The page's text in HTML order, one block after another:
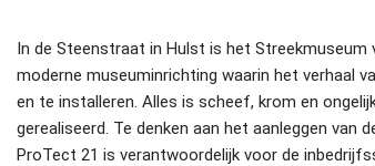
In de Steenstraat in Hulst is het
moderne museuminrichting waarin het verhaal
en te installeren. Alles is scheef, krom en
gerealiseerd. Te denken aan het aanleggen
ProTect 21 is verantwoordelijk voor de